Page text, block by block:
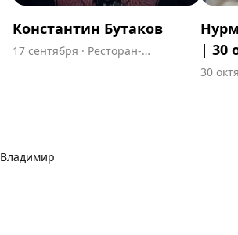
Константин Бутаков
17 сентября · Ресторан-
| 30
30
Владимир